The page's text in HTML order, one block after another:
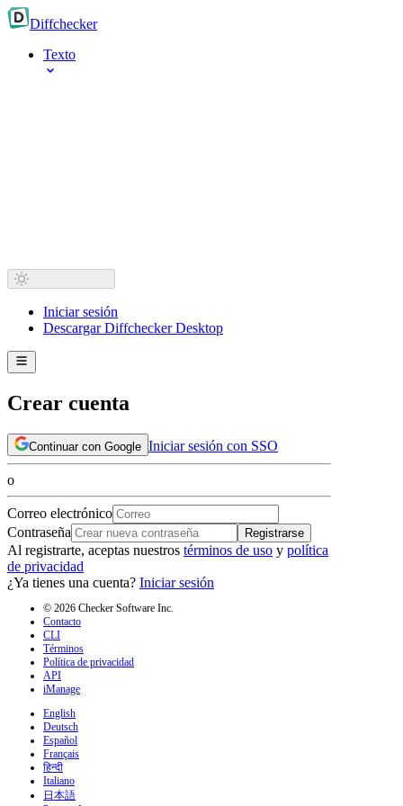
Diffchecker
Texto
Iniciar sesión
Descargar Diffchecker Desktop
Crear cuenta
Continuar con Google Iniciar sesión con SSO
o
Correo electrónico
Contraseña
Registrarse
Al registrarte, aceptas nuestros términos de uso y política
de privacidad
¿Ya tienes una cuenta? Iniciar sesión
© 2026 Checker Software Inc.
Contacto
CLI
Términos
Política de privacidad
API
iManage
English
Deutsch
Español
Français
हिन्दी
Italiano
日本語